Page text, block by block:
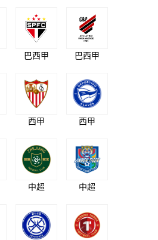
巴西甲 巴西甲
西甲 西甲
中超 中超